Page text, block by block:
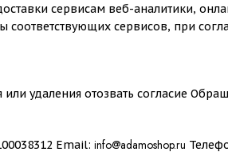
сервисам веб-аналитики,
сервисов, при
удаления отозвать согласие
Email: info@adamoshop.ru